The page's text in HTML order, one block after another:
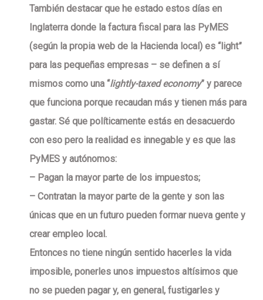
También destacar que he estado estos días en
Inglaterra donde la factura fiscal para las PyMES
(según la propia web de la Hacienda local) es “light”
para las pequeñas empresas – se definen a sí
mismos como una “lightly-taxed economy” y parece
que funciona porque recaudan más y tienen más para
gastar. Sé que políticamente estás en desacuerdo
con eso pero la realidad es innegable y es que las
PyMES y autónomos:
– Pagan la mayor parte de los impuestos;
– Contratan la mayor parte de la gente y son las
únicas que en un futuro pueden formar nueva gente y
crear empleo local.
Entonces no tiene ningún sentido hacerles la vida
imposible, ponerles unos impuestos altísimos que
no se pueden pagar y, en general, fustigarles y